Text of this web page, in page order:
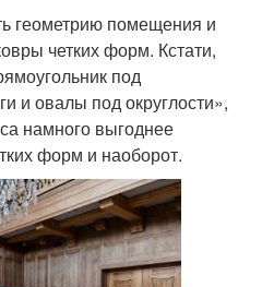
геометрию помещения и
четких форм. Кстати,
под
и овалы под округлости»,
намного выгоднее
форм и наоборот.